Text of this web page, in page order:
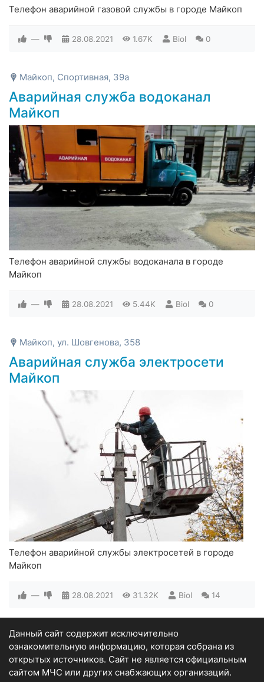
Телефон аварийной газовой службы в городе Майкоп
— 28.08.2021 1.67K Biol 0
Майкоп, Спортивная, 39а
Аварийная служба водоканал
Майкоп
Телефон аварийной службы водоканала в городе
Майкоп
— 28.08.2021 5.44K Biol 0
Майкоп, ул. Шовгенова, 358
Аварийная служба электросети
Майкоп
Телефон аварийной службы электросетей в городе
Майкоп
— 28.08.2021 31.32K Biol 14
Данный сайт содержит исключительно
ознакомительную информацию, которая собрана из
открытых источников. Сайт не является официальным
сайтом МЧС или других снабжающих организаций.